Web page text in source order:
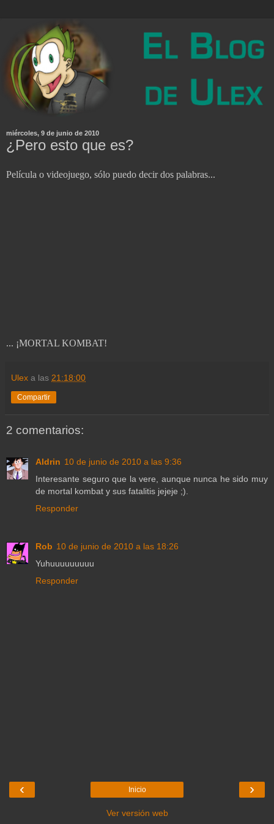
miércoles, 9 de junio de 2010
¿Pero esto que es?
Película o videojuego, sólo puedo decir dos palabras...
... ¡MORTAL KOMBAT!
Ulex a las 21:18:00
Compartir
2 comentarios:
Aldrin 10 de junio de 2010 a las 9:36
Interesante seguro que la vere, aunque nunca he sido muy
de mortal kombat y sus fatalitis jejeje ;).
Responder
Rob 10 de junio de 2010 a las 18:26
Yuhuuuuuuuuu
Responder
‹ ›
Inicio
Ver versión web